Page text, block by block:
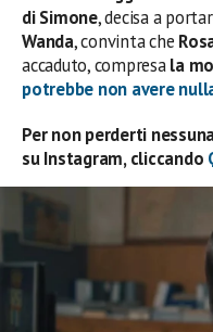
di Simone, decisa a
Wanda, convinta che
accaduto, compresala
potrebbe non avere
Per non perderti
su Instagram, cliccando